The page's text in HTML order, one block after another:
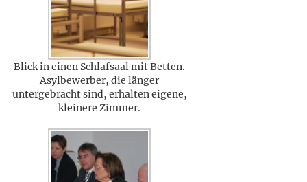
Blick in einen Schlafsaal mit Betten.
Asylbewerber, die länger
untergebracht sind, erhalten eigene,
kleinere Zimmer.